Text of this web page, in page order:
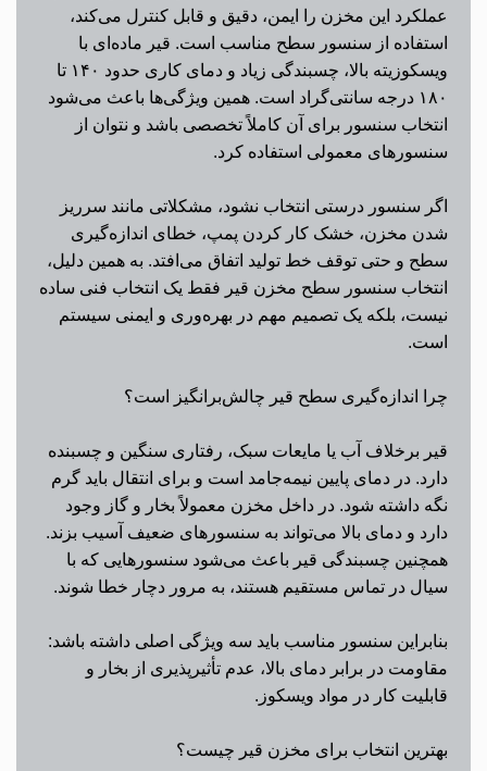
عملکرد این مخزن را ایمن، دقیق و قابل کنترل می‌کند،
استفاده از سنسور سطح مناسب است. قیر ماده‌ای با
ویسکوزیته بالا، چسبندگی زیاد و دمای کاری حدود ۱۴۰ تا
۱۸۰ درجه سانتی‌گراد است. همین ویژگی‌ها باعث می‌شود
انتخاب سنسور برای آن کاملاً تخصصی باشد و نتوان از
سنسورهای معمولی استفاده کرد.
اگر سنسور درستی انتخاب نشود، مشکلاتی مانند سرریز
شدن مخزن، خشک کار کردن پمپ، خطای اندازه‌گیری
سطح و حتی توقف خط تولید اتفاق می‌افتد. به همین دلیل،
انتخاب سنسور سطح مخزن قیر فقط یک انتخاب فنی ساده
نیست، بلکه یک تصمیم مهم در بهره‌وری و ایمنی سیستم
است.
چرا اندازه‌گیری سطح قیر چالش‌برانگیز است؟
قیر برخلاف آب یا مایعات سبک، رفتاری سنگین و چسبنده
دارد. در دمای پایین نیمه‌جامد است و برای انتقال باید گرم
نگه داشته شود. در داخل مخزن معمولاً بخار و گاز وجود
دارد و دمای بالا می‌تواند به سنسورهای ضعیف آسیب بزند.
همچنین چسبندگی قیر باعث می‌شود سنسورهایی که با
سیال در تماس مستقیم هستند، به مرور دچار خطا شوند.
بنابراین سنسور مناسب باید سه ویژگی اصلی داشته باشد:
مقاومت در برابر دمای بالا، عدم تأثیرپذیری از بخار و
قابلیت کار در مواد ویسکوز.
بهترین انتخاب برای مخزن قیر چیست؟